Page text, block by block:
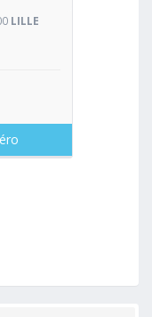
LILLE